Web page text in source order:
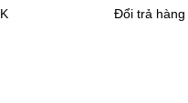
Đổi trả hàng